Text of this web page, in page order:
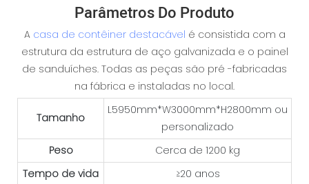
Parâmetros Do Produto
A casa de contêiner destacável é consistida com a
estrutura da estrutura de aço galvanizada e o painel
de sanduíches. Todas as peças são pré -fabricadas
na fábrica e instaladas no local.
Tamanho
L5950mm*W3000mm*H2800mm ou
personalizado
Peso
Cerca de 1200 kg
Tempo de vida
≥20 anos